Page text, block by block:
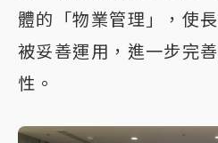
體的「物業管理」，使
被妥善運用，進一步完
性。